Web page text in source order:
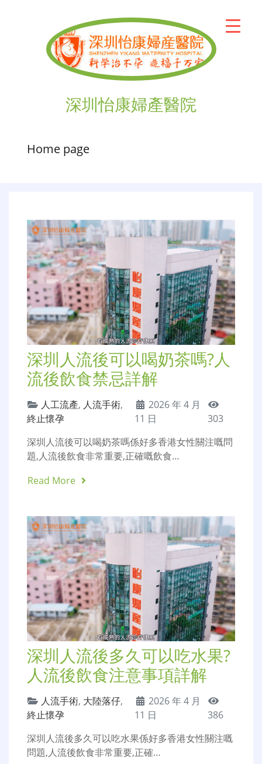
深圳怡康婦產醫院
Home page
深圳人流後可以喝奶茶嗎?人
流後飲食禁忌詳解
人工流產, 人流手術,
終止懷孕
2026 年 4 月
11 日
303
深圳人流後可以喝奶茶嗎係好多香港女性關注嘅問
題,人流後飲食非常重要,正確嘅飲食…
Read More
深圳人流後多久可以吃水果?
人流後飲食注意事項詳解
人流手術, 大陸落仔,
終止懷孕
2026 年 4 月
11 日
386
深圳人流後多久可以吃水果係好多香港女性關注嘅
問題,人流後飲食非常重要,正確…